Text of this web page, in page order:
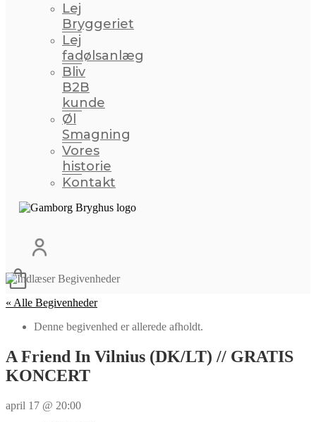
Lej
Bryggeriet
Lej
fadølsanlæg
Bliv
B2B
kunde
Øl
Smagning
Vores
historie
Kontakt
« Alle Begivenheder
Denne begivenhed er allerede afholdt.
A Friend In Vilnius (DK/LT) // GRATIS
KONCERT
april 17 @ 20:00